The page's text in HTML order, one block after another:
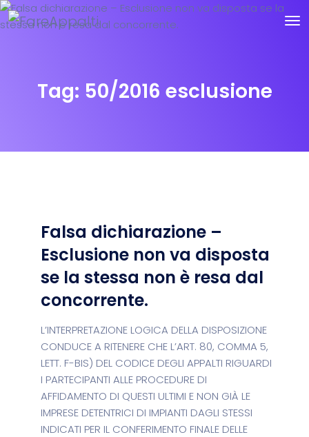
Tag: 50/2016 esclusione
Falsa dichiarazione –
Esclusione non va disposta
se la stessa non è resa dal
concorrente.
L’INTERPRETAZIONE LOGICA DELLA DISPOSIZIONE
CONDUCE A RITENERE CHE L’ART. 80, COMMA 5,
LETT. F-BIS) DEL CODICE DEGLI APPALTI RIGUARDI
I PARTECIPANTI ALLE PROCEDURE DI
AFFIDAMENTO DI QUESTI ULTIMI E NON GIÀ LE
IMPRESE DETENTRICI DI IMPIANTI DAGLI STESSI
INDICATI PER IL CONFERIMENTO FINALE DELLE